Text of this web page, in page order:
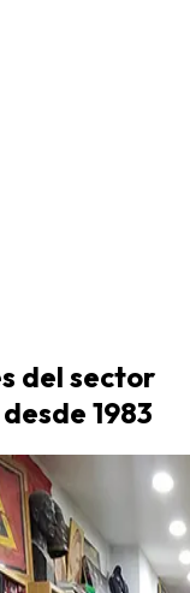
del sector
1983